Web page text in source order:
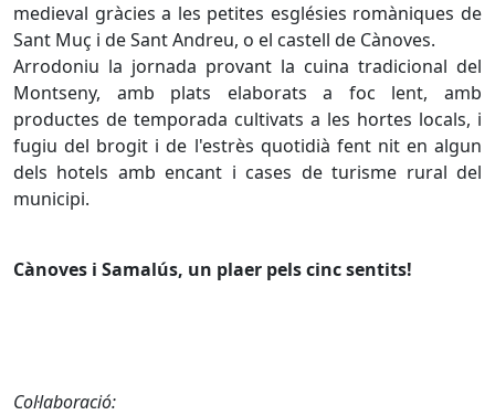
medieval gràcies a les petites esglésies romàniques de
Sant Muç i de Sant Andreu, o el castell de Cànoves.
Arrodoniu la jornada provant la cuina tradicional del
Montseny, amb plats elaborats a foc lent, amb
productes de temporada cultivats a les hortes locals, i
fugiu del brogit i de l'estrès quotidià fent nit en algun
dels hotels amb encant i cases de turisme rural del
municipi.
Cànoves i Samalús, un plaer pels cinc sentits!
Col·laboració: